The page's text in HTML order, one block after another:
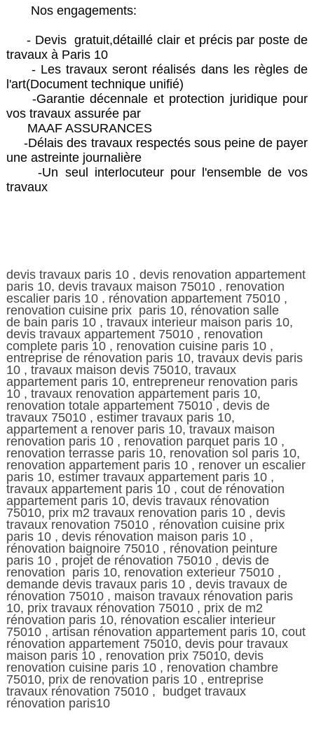
Nos engagements:
- Devis gratuit,détaillé clair et précis par poste de
travaux à Paris 10
- Les travaux seront réalisés dans les règles de
l'art(Document technique unifié)
-Garantie décennale et protection juridique pour
vos travaux assurée par
MAAF ASSURANCES
-Délais des travaux respectés sous peine de payer
une astreinte journalière
-Un seul interlocuteur pour l'ensemble de vos
travaux
devis travaux paris 10 , devis renovation appartement
paris 10, devis travaux maison 75010 , renovation
escalier paris 10 , rénovation appartement 75010 ,
renovation cuisine prix paris 10, rénovation salle
de bain paris 10 , travaux interieur maison paris 10,
devis travaux appartement 75010 , renovation
complete paris 10 , renovation cuisine paris 10 ,
entreprise de rénovation paris 10, travaux devis paris
10 , travaux maison devis 75010, travaux
appartement paris 10, entrepreneur renovation paris
10 , travaux renovation appartement paris 10,
renovation totale appartement 75010 , devis de
travaux 75010 , estimer travaux paris 10,
appartement a renover paris 10, travaux maison
renovation paris 10 , renovation parquet paris 10 ,
renovation terrasse paris 10, renovation sol paris 10,
renovation appartement paris 10 , renover un escalier
paris 10, estimer travaux appartement paris 10 ,
travaux appartement paris 10 , cout de rénovation
appartement paris 10, devis travaux rénovation
75010, prix m2 travaux renovation paris 10 , devis
travaux renovation 75010 , rénovation cuisine prix
paris 10 , devis rénovation maison paris 10 ,
rénovation baignoire 75010 , rénovation peinture
paris 10 , projet de rénovation 75010 , devis de
renovation paris 10, renovation exterieur 75010 ,
demande devis travaux paris 10 , devis travaux de
rénovation 75010 , maison travaux rénovation paris
10, prix travaux rénovation 75010 , prix de m2
rénovation paris 10, rénovation escalier interieur
75010 , artisan rénovation appartement paris 10, cout
rénovation appartement 75010, devis pour travaux
maison paris 10 , renovation prix 75010, devis
renovation cuisine paris 10 , renovation chambre
75010, prix de renovation paris 10 , entreprise
travaux rénovation 75010 , budget travaux
rénovation paris10